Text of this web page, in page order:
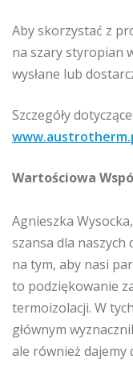
Aby skorzystać z
na szary styropian
wysłane lub
Szczegóły
Wartościowa
Agnieszka
szansa dla
na tym, aby nasi
to podziękowanie
termoizolacji. W
głównym
ale również dajemy